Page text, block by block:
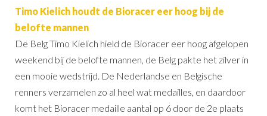
Timo Kielich houdt de Bioracer eer hoog bij de
belofte mannen
De Belg Timo Kielich hield de Bioracer eer hoog afgelopen
weekend bij de belofte mannen, de Belg pakte het zilver in
een mooie wedstrijd. De Nederlandse en Belgische
renners verzamelen zo al heel wat medailles, en daardoor
komt het Bioracer medaille aantal op 6 door de 2e plaats